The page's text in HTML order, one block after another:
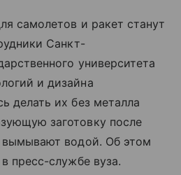
самолетов и ракет станут
Санкт-
университета
и дизайна
делать их без металла
заготовку после
вымывают водой. Об этом
пресс-службе вуза.